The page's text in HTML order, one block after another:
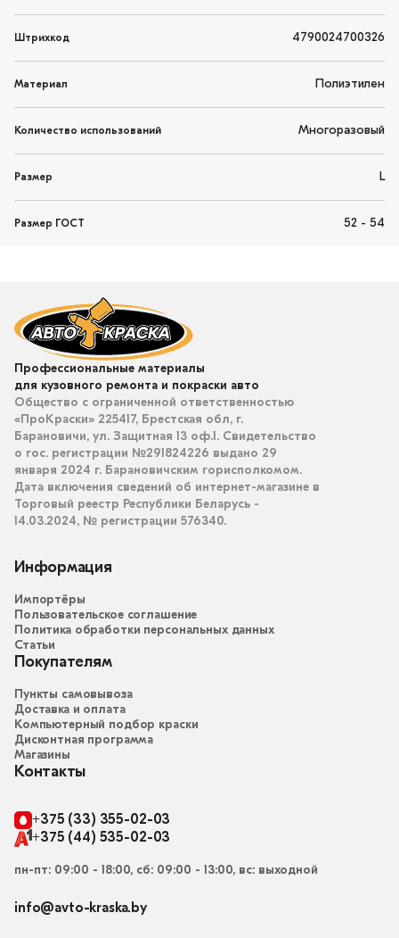
Штрихкод 4790024700326
Материал Полиэтилен
Количество использований Многоразовый
Размер L
Размер ГОСТ 52 - 54
Профессиональные материалы
для кузовного ремонта и покраски авто
Общество с ограниченной ответственностью
«ПроКраски» 225417, Брестская обл, г.
Барановичи, ул. Защитная 13 оф.1. Свидетельство
о гос. регистрации №291824226 выдано 29
января 2024 г. Барановичским горисполкомом.
Дата включения сведений об интернет-магазине в
Торговый реестр Республики Беларусь -
14.03.2024, № регистрации 576340.
Информация
Импортёры
Пользовательское соглашение
Политика обработки персональных данных
Статьи
Покупателям
Пункты самовывоза
Доставка и оплата
Компьютерный подбор краски
Дисконтная программа
Магазины
Контакты
+375 (33) 355-02-03
+375 (44) 535-02-03
пн-пт: 09:00 - 18:00, сб: 09:00 - 13:00, вс: выходной
info@avto-kraska.by